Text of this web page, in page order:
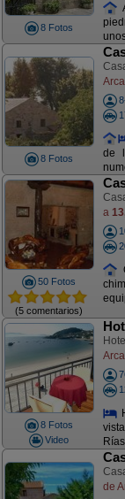
8 Fotos
8 Fotos
de
50 Fotos
(5 comentarios)
a
8 Fotos
Video
de